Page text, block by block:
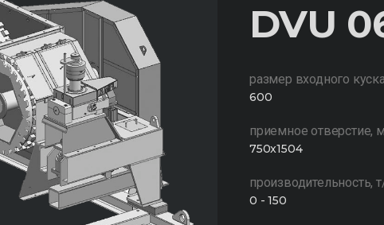
DVU
размер входного
600
приемное отверстие,
750x1504
производительность,
0 - 150